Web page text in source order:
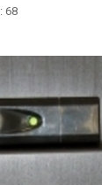
: 68